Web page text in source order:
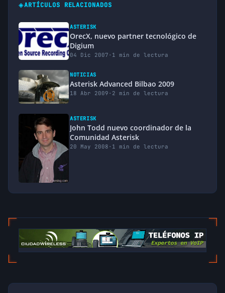
◈ARTÍCULOS RELACIONADOS
ASTERISK
OrecX, nuevo partner tecnológico de
Digium
04 Dic 2007 · 1 min de lectura
NOTICIAS
Asterisk Advanced Bilbao 2009
18 Abr 2009 · 2 min de lectura
ASTERISK
John Todd nuevo coordinador de la
Comunidad Asterisk
20 May 2008 · 1 min de lectura